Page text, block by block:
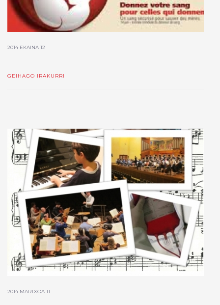
2014 EKAINA 12
GEIHAGO IRAKURRI
2014 MARTXOA 11